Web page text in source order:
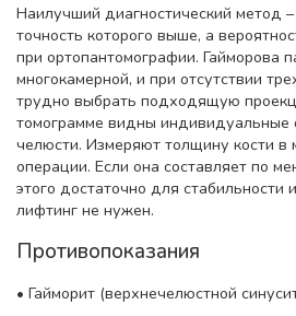
Наилучший диагностический метод
точность которого выше, а
при ортопантомографии. Гайморова
многокамерной, и при отсутствии
трудно выбрать подходящую
томограмме видны индивидуальные
челюсти. Измеряют толщину кости в
операции. Если она составляет по
этого достаточно для стабильности
лифтинг не нужен.
Противопоказания
• Гайморит (верхнечелюстной